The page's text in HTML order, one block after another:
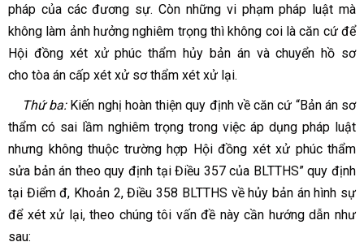
pháp của các đương sự. Còn những vi phạm pháp luật mà
không làm ảnh hưởng nghiêm trọng thì không coi là căn cứ để
Hội đồng xét xử phúc thẩm hủy bản án và chuyển hồ sơ
cho tòa án cấp xét xử sơ thẩm xét xử lại.
Thứ ba: Kiến nghị hoàn thiện quy định về căn cứ “Bản án sơ
thẩm có sai lầm nghiêm trọng trong việc áp dụng pháp luật
nhưng không thuộc trường hợp Hội đồng xét xử phúc thẩm
sửa bản án theo quy định tại Điều 357 của BLTTHS”quy định
tại Điểm đ, Khoản 2, Điều 358 BLTTHS về hủy bản án hình sự
để xét xử lại, theo chúng tôi vấn đề này cần hướng dẫn như
sau: